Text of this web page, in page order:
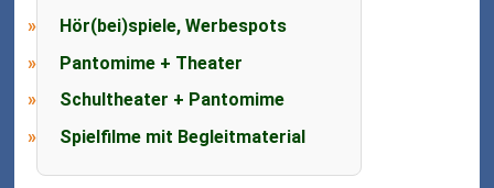
Hör(bei)spiele, Werbespots
Pantomime + Theater
Schultheater + Pantomime
Spielfilme mit Begleitmaterial